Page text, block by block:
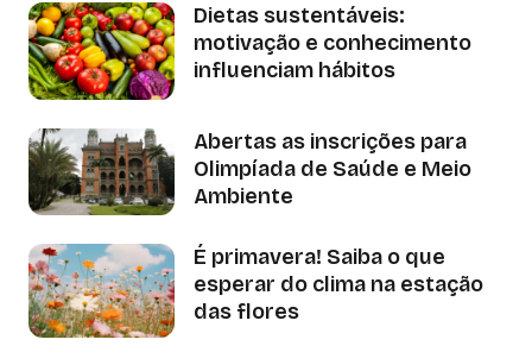
Dietas sustentáveis:
motivação e conhecimento
influenciam hábitos
Abertas as inscrições para
Olimpíada de Saúde e Meio
Ambiente
É primavera! Saiba o que
esperar do clima na estação
das flores